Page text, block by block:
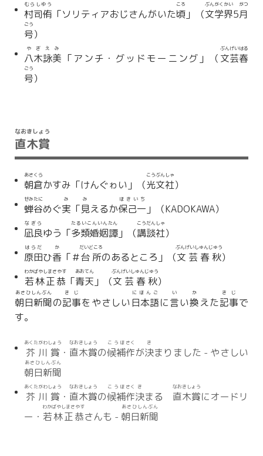
村司侑
むらしゆう
「ソリティアおじさんがいた頃
ころ
」（文学
ぶんがく
界
かい
5月
がつ
号
ごう
）
八木詠美
やぎえみ
「アンチ・グッドモーニング」（ 文芸
ぶんげい
春
はる
号
ごう
）
直木賞
なおきしょう
朝倉
あさくら
かすみ「けんぐゎい」（光文社
こうぶんしゃ
）
蝉谷
せみたに
めぐ実
み
「見
み
えるか保己一
ほきいち
」（KADOKAWA）
凪良
なぎら
ゆう「多類婚姻譚
たるいこんいんたん
」（講談社
こうだんしゃ
）
原田
はらだ
ひ香
か
「＃台所
だいどころ
のあるところ」（文芸春秋
ぶんげいしゅんじゅう
）
若林正恭
わかばやしまさやす
「青天
あおてん
」（文芸春秋
ぶんげいしゅんじゅう
）
朝日新聞
あさひしんぶん
の記事
きじ
をやさしい日本語
にほんご
に言
い
い換
か
えた記事
きじ
で
す。
芥川賞
あくたがわしょう
・ 直木賞
なおきしょう
の候補
こうほ
作
さく
が決
き
まりました - やさしい
朝日新聞
あさひしんぶん
芥川賞
あくたがわしょう
・ 直木賞
なおきしょう
の候補
こうほ
作
さく
決
き
まる 直木賞
なおきしょう
にオードリ
ー・ 若林正恭
わかばやしまさやす
さんも - 朝日新聞
あさひしんぶん